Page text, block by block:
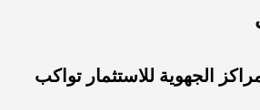
الجهوية للاستثمار تواكب